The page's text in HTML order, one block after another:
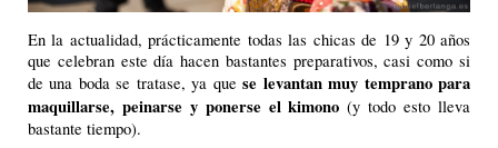
En la actualidad, prácticamente todas las chicas de 19 y 20 años
que celebran este día hacen bastantes preparativos, casi como si
de una boda se tratase, ya quese levantan muy temprano para
maquillarse, peinarse y ponerse el kimono (y todo esto lleva
bastante tiempo).